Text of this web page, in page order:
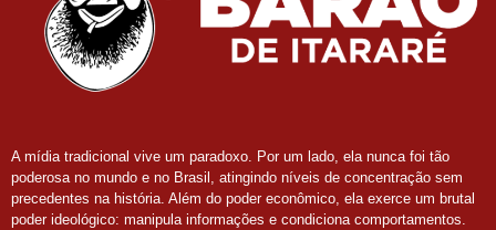
A mídia tradicional vive um paradoxo. Por um lado, ela nunca foi tão
poderosa no mundo e no Brasil, atingindo níveis de concentração sem
precedentes na história. Além do poder econômico, ela exerce um brutal
poder ideológico: manipula informações e condiciona comportamentos.